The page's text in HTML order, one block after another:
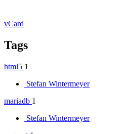
vCard
Tags
html5 1
Stefan Wintermeyer
mariadb 1
Stefan Wintermeyer